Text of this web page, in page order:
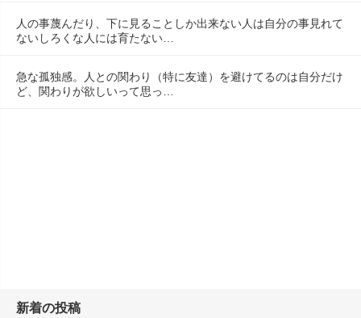
人の事蔑んだり、下に見ることしか出来ない人は自分の事見れて
ないしろくな人には育たない…
急な孤独感。人との関わり（特に友達）を避けてるのは自分だけ
ど、関わりが欲しいって思っ…
新着の投稿